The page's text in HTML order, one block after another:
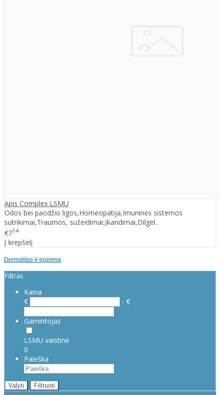
Apis Complex LSMU
Odos bei paodžio ligos,Homeopatija,Imuninės sistemos
sutrikimai,Traumos, sužeidimai,Įkandimai,Dilgėl..
€714
Į krepšelį
Dermatitas ir egzema
Filtras
Kaina
€
- €
Gamintojas
LSMU vaistinė
0
Paieška
Valyti Filtruoti